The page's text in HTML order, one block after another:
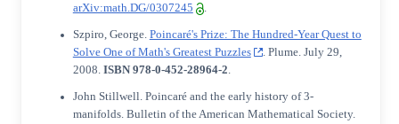
arXiv:math.DG/0307245
.
Szpiro, George. Poincaré's Prize: The Hundred-Year Quest to
Solve One of Math's Greatest Puzzles
. Plume. July 29,
2008. ISBN978-0-452-28964-2
John Stillwell. Poincaré and the early history of 3-
manifolds. Bulletin of the American Mathematical Society.